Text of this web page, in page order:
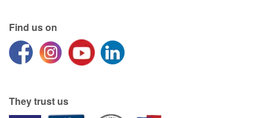
Find us on
They trust us